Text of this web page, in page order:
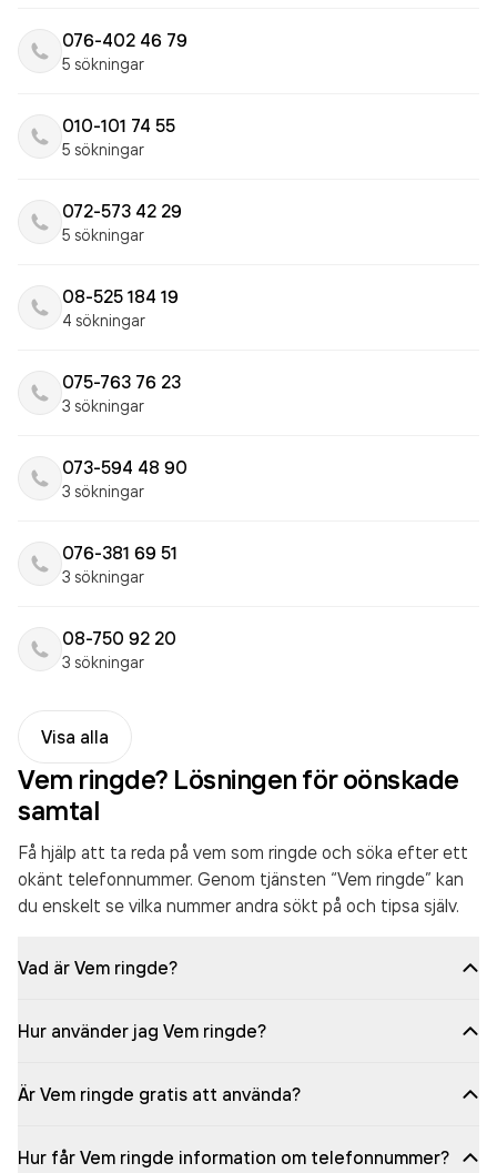
076-402 46 79
5 sökningar
010-101 74 55
5 sökningar
072-573 42 29
5 sökningar
08-525 184 19
4 sökningar
075-763 76 23
3 sökningar
073-594 48 90
3 sökningar
076-381 69 51
3 sökningar
08-750 92 20
3 sökningar
Visa alla
Vem ringde? Lösningen för oönskade
samtal
Få hjälp att ta reda på vem som ringde och söka efter ett
okänt telefonnummer. Genom tjänsten “Vem ringde” kan
du enskelt se vilka nummer andra sökt på och tipsa själv.
Vad är Vem ringde?
Hur använder jag Vem ringde?
Är Vem ringde gratis att använda?
Hur får Vem ringde information om telefonnummer?